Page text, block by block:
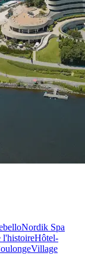
Nordik Spa
l'histoireHôtel-
Village